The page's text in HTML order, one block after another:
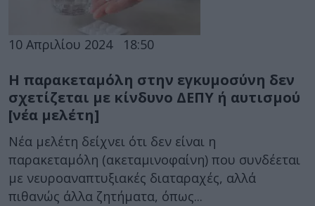
10 Απριλίου 2024 18:50
Η παρακεταμόλη στην εγκυμοσύνη δεν
σχετίζεται με κίνδυνο ΔΕΠΥ ή αυτισμού
[νέα μελέτη]
Νέα μελέτη δείχνει ότι δεν είναι η
παρακεταμόλη (ακεταμινοφαίνη) που συνδέεται
με νευροαναπτυξιακές διαταραχές, αλλά
πιθανώς άλλα ζητήματα, όπως...